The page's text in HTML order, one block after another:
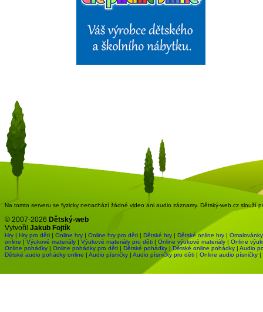
Na tomto serveru se fyzicky nenachází žádné video ani audio záznamy. Dětský-web.cz slouží
© 2007-2026 Dětský-web
Vytvořil Jakub Fojtík
Hry | Hry pro děti | Online hry | Online hry pro děti | Dětské hry | Dětské online hry | Omalovánky
online | Výukové materiály | Výukové materiály pro děti | Online výukové materiály | Online
Online pohádky | Online pohádky pro děti | Dětské pohádky | Dětské online pohádky | Audio
Dětské audio pohádky online | Audio písničky | Audio písničky pro děti | Online audio písničky |